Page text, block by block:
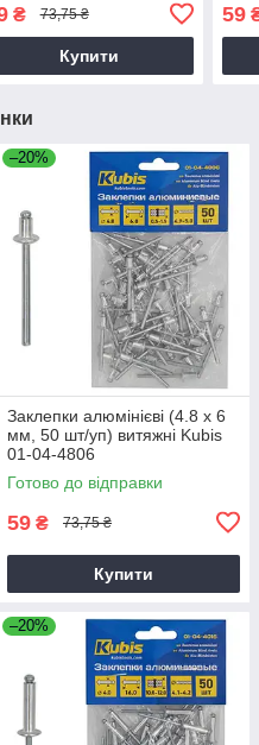
₴ 73,75 ₴
Купити
59
–20%
Заклепки алюмінієві (4.8 х 6
мм, 50 шт/уп) витяжні Kubis
01-04-4806
Готово до відправки
59 ₴ 73,75 ₴
Купити
–20%